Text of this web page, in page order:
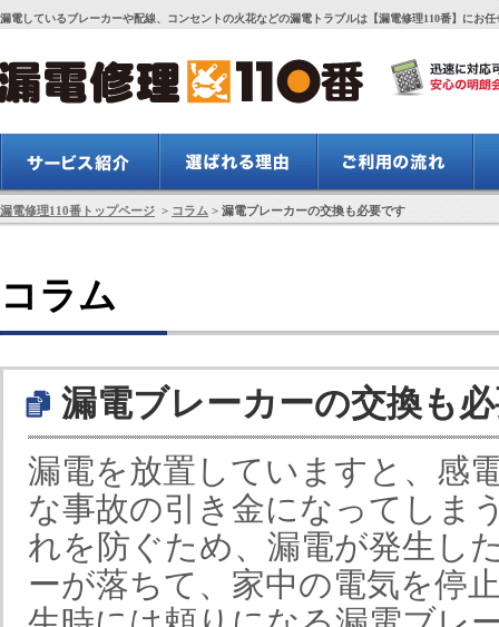
漏電しているブレーカーや配線、コンセントの火花などの漏電トラブルは【漏電修理110番】にお任
漏電修理110番トップページ > コラム > 漏電ブレーカーの交換も必要です
コラム
漏電ブレーカーの交換も
漏電を放置していますと、感
な事故の引き金になってしま
れを防ぐため、漏電が発生し
ーが落ちて、家中の電気を停